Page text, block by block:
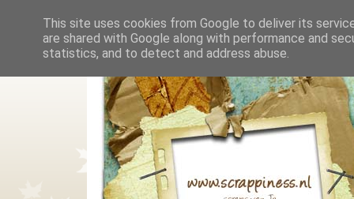
This site uses cookies from Google to deliver its
are shared with Google along with performance and
statistics, and to detect and address abuse.